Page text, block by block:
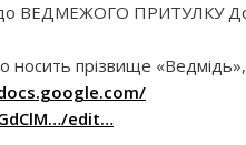
до ВЕДМЕЖОГО ПРИТУЛКУ
носить прізвище
edit…